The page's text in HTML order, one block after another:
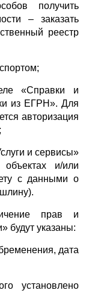
получить
– заказать
реестр
«Справки и
из ЕГРН». Для
авторизация
и сервисы»
и/или
с данными о
прав и
будут указаны:
дата
установлено